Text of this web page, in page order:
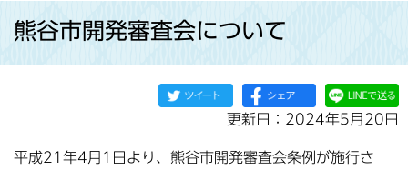
熊谷市開発審査会について
更新日：2024年5月20日
平成21年4月1日より、熊谷市開発審査会条例が施行さ